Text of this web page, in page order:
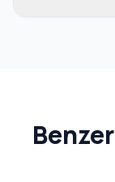
Benzer